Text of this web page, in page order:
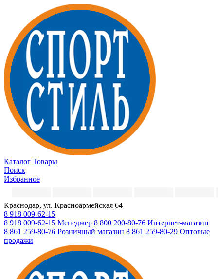
Каталог Товары
Поиск
Избранное
Краснодар, ул. Красноармейская 64
8 918 009-62-15
8 918 009-62-15 Менеджер 8 800 200-80-76 Интернет-магазин
8 861 259-80-76 Розничный магазин 8 861 259-80-29 Оптовые
продажи